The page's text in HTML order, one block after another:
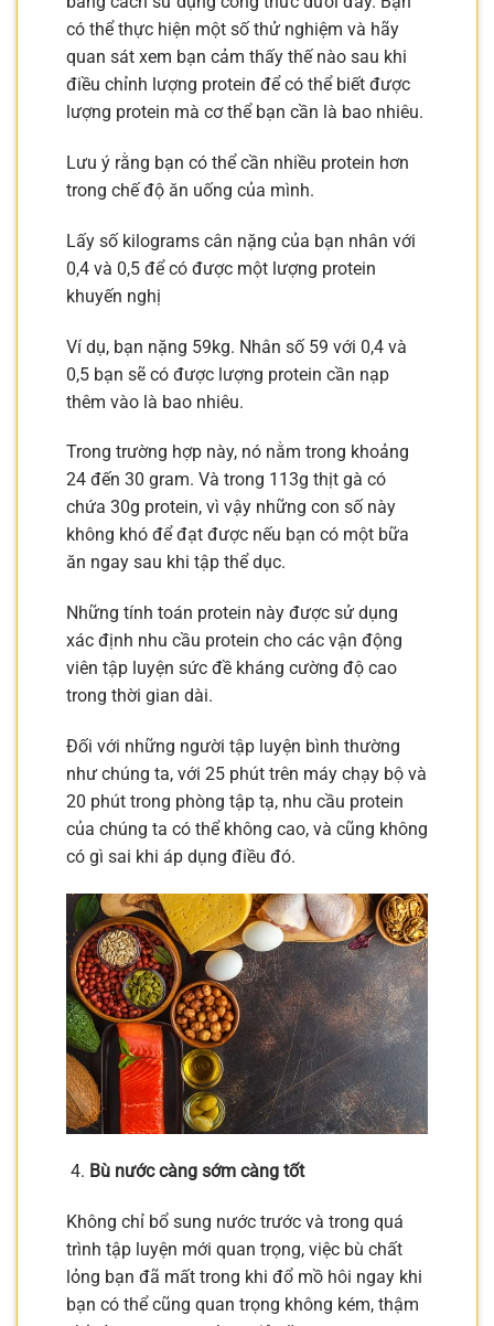
có thể thực hiện một số thử nghiệm và hãy
quan sát xem bạn cảm thấy thế nào sau khi
điều chỉnh lượng protein để có thể biết được
lượng protein mà cơ thể bạn cần là bao nhiêu.
Lưu ý rằng bạn có thể cần nhiều protein hơn
trong chế độ ăn uống của mình.
Lấy số kilograms cân nặng của bạn nhân với
0,4 và 0,5 để có được một lượng protein
khuyến nghị
Ví dụ, bạn nặng 59kg. Nhân số 59 với 0,4 và
0,5 bạn sẽ có được lượng protein cần nạp
thêm vào là bao nhiêu.
Trong trường hợp này, nó nằm trong khoảng
24 đến 30 gram. Và trong 113g thịt gà có
chứa 30g protein, vì vậy những con số này
không khó để đạt được nếu bạn có một bữa
ăn ngay sau khi tập thể dục.
Những tính toán protein này được sử dụng
xác định nhu cầu protein cho các vận động
viên tập luyện sức đề kháng cường độ cao
trong thời gian dài.
Đối với những người tập luyện bình thường
như chúng ta, với 25 phút trên máy chạy bộ và
20 phút trong phòng tập tạ, nhu cầu protein
của chúng ta có thể không cao, và cũng không
có gì sai khi áp dụng điều đó.
Bù nước càng sớm càng tốt
Không chỉ bổ sung nước trước và trong quá
trình tập luyện mới quan trọng, việc bù chất
lỏng bạn đã mất trong khi đổ mồ hôi ngay khi
bạn có thể cũng quan trọng không kém, thậm